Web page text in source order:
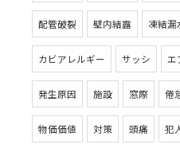
配管破裂 壁内結露 凍結漏
カビアレルギー サッシ エ
発生原因 施設 窓際 倦
物価価値 対策 頭痛 犯